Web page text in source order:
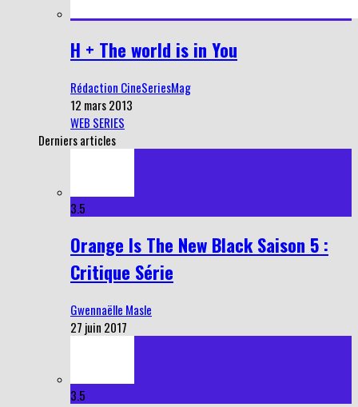
H + The world is in You
Rédaction CineSeriesMag
12 mars 2013
WEB SERIES
Derniers articles
3.5
Orange Is The New Black Saison 5 :
Critique Série
Gwennaëlle Masle
27 juin 2017
3.5